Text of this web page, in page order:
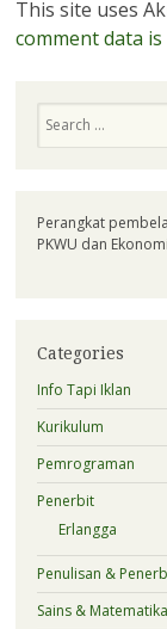
This site uses
comment data is
Perangkat
PKWU dan
Categories
Info Tapi Iklan
Kurikulum
Pemrograman
Penerbit
Erlangga
Penulisan &
Sains & Matematika